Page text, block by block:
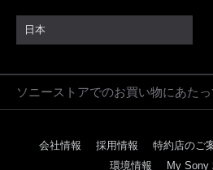
日本
ソニーストアでのお買い物にあたっ
会社情報 採用情報 特約店のご
環境情報
My Sony